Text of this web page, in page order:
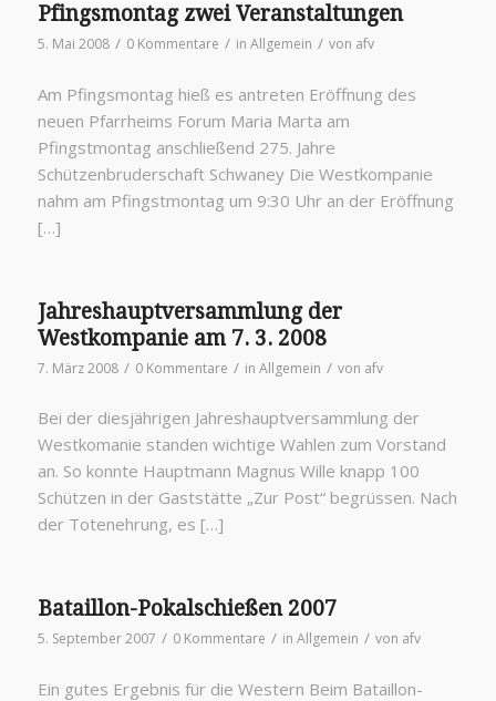
Pfingsmontag zwei Veranstaltungen
5. Mai 2008 / 0 Kommentare / in Allgemein / von afv
Am Pfingsmontag hieß es antreten Eröffnung des
neuen Pfarrheims Forum Maria Marta am
Pfingstmontag anschließend 275. Jahre
Schützenbruderschaft Schwaney Die Westkompanie
nahm am Pfingstmontag um 9:30 Uhr an der Eröffnung
[…]
Jahreshauptversammlung der
Westkompanie am 7. 3. 2008
7. März 2008 / 0 Kommentare / in Allgemein / von afv
Bei der diesjährigen Jahreshauptversammlung der
Westkomanie standen wichtige Wahlen zum Vorstand
an. So konnte Hauptmann Magnus Wille knapp 100
Schützen in der Gaststätte „Zur Post“ begrüssen. Nach
der Totenehrung, es […]
Bataillon-Pokalschießen 2007
5. September 2007 / 0 Kommentare / in Allgemein / von afv
Ein gutes Ergebnis für die Western Beim Bataillon-